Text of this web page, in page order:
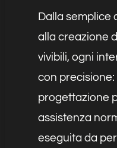
Dalla semplice
alla creazione
vivibili, ogni
con
progettazione
assistenza
eseguita da